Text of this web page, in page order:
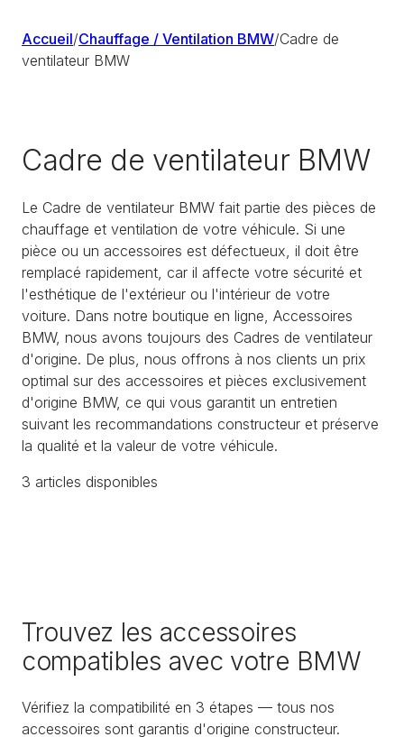
Accueil/Chauffage / Ventilation BMW/Cadre de
ventilateur BMW
Cadre de ventilateur BMW
Le Cadre de ventilateur BMW fait partie des pièces de
chauffage et ventilation de votre véhicule. Si une
pièce ou un accessoires est défectueux, il doit être
remplacé rapidement, car il affecte votre sécurité et
l'esthétique de l'extérieur ou l'intérieur de votre
voiture. Dans notre boutique en ligne, Accessoires
BMW, nous avons toujours des Cadres de ventilateur
d'origine. De plus, nous offrons à nos clients un prix
optimal sur des accessoires et pièces exclusivement
d'origine BMW, ce qui vous garantit un entretien
suivant les recommandations constructeur et préserve
la qualité et la valeur de votre véhicule.
3 articles disponibles
Trouvez les accessoires
compatibles avec votre BMW
Vérifiez la compatibilité en 3 étapes — tous nos
accessoires sont garantis d'origine constructeur.